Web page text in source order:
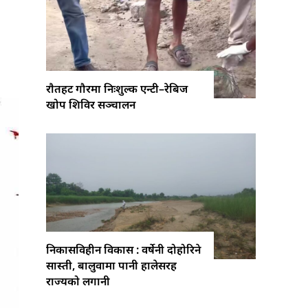
राैतहट गौरमा निःशुल्क एन्टी–रेबिज
खोप शिविर सञ्चालन
निकासविहीन विकास : वर्षेनी दोहोरिने
सास्ती, बालुवामा पानी हालेसरह
राज्यको लगानी